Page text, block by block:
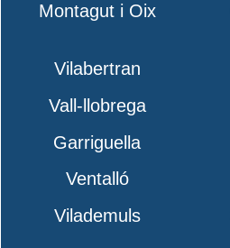
Montagut i Oix
Vilabertran
Vall-llobrega
Garriguella
Ventalló
Vilademuls